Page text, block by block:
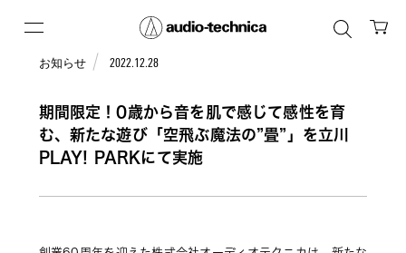
お知らせ 2022.12.28
期間限定！0歳から音を肌で感じて感性を育
む、新たな遊び「空飛ぶ魔法の”畳”」を立川
PLAY! PARKにて実施